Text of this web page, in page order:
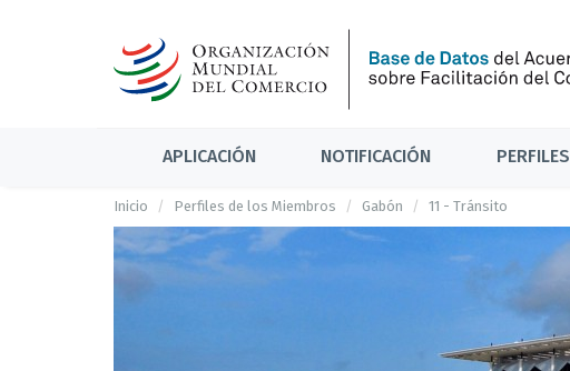
APLICACIÓN NOTIFICACIÓN PERFILES
Inicio Perfiles de los Miembros Gabón 11 - Tránsito